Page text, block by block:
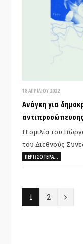
18 ΑΠΡΙΛΊΟΥ 2022
Ανάγκη για
Η ομιλία του
του Διεθνούς
ΠΕΡΙΣΣΌΤΕΡΑ…
1 2
Ε